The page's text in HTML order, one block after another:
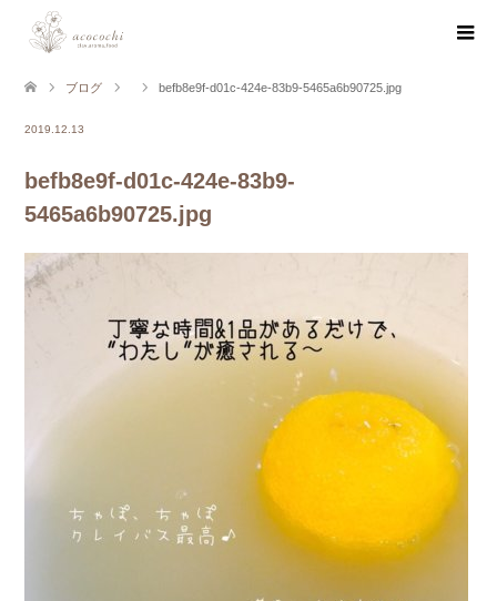
ブログ befb8e9f-d01c-424e-83b9-5465a6b90725.jpg
2019.12.13
befb8e9f-d01c-424e-83b9-
5465a6b90725.jpg